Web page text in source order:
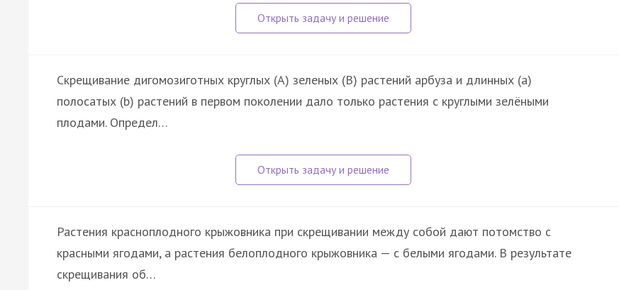
Скрещивание дигомозиготных круглых (А) зеленых (В) растений арбуза и длинных (а)
полосатых (b) растений в первом поколении дало только растения с круглыми зелёными
плодами. Определ…
Растения красноплодного крыжовника при скрещивании между собой дают потомство с
красными ягодами, а растения белоплодного крыжовника — с белыми ягодами. В результате
скрещивания об…